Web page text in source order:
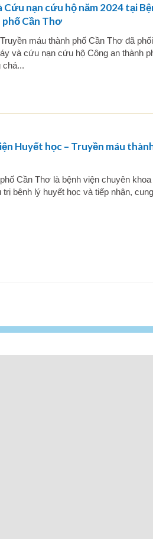
nạn cứu hộ năm 2024 tại
phố Cần Thơ
máu thành phố Cần Thơ đã
và cứu nạn cứu hộ Công an thành
chá...
Huyết học – Truyền máu
Cần Thơ là bệnh viện chuyên khoa
bệnh lý huyết học và tiếp nhận,